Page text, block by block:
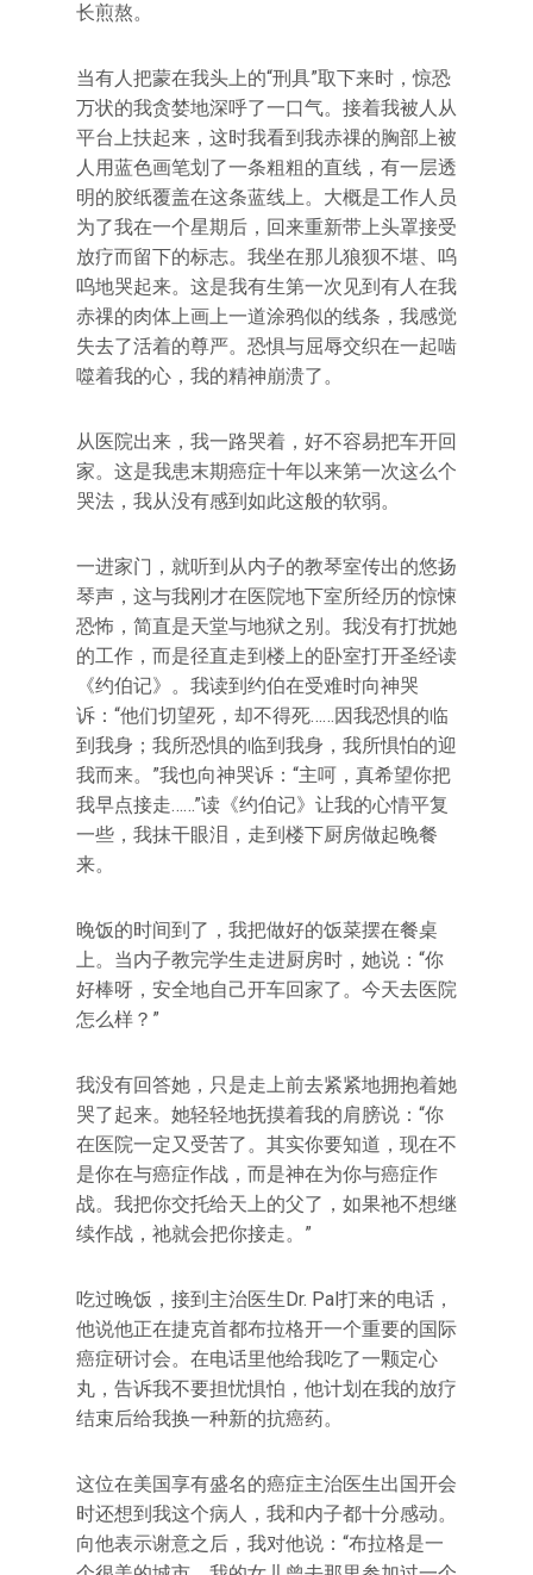
长煎熬。
当有人把蒙在我头上的‌‌“刑具‌‌”取下来时，惊恐
万状的我贪婪地深呼了一口气。接着我被人从
平台上扶起来，这时我看到我赤祼的胸部上被
人用蓝色画笔划了一条粗粗的直线，有一层透
明的胶纸覆盖在这条蓝线上。大概是工作人员
为了我在一个星期后，回来重新带上头罩接受
放疗而留下的标志。我坐在那儿狼狈不堪、呜
呜地哭起来。这是我有生第一次见到有人在我
赤祼的肉体上画上一道涂鸦似的线条，我感觉
失去了活着的尊严。恐惧与屈辱交织在一起啮
噬着我的心，我的精神崩溃了。
从医院出来，我一路哭着，好不容易把车开回
家。这是我患末期癌症十年以来第一次这么个
哭法，我从没有感到如此这般的软弱。
一进家门，就听到从内子的教琴室传出的悠扬
琴声，这与我刚才在医院地下室所经历的惊悚
恐怖，简直是天堂与地狱之别。我没有打扰她
的工作，而是径直走到楼上的卧室打开圣经读
《约伯记》。我读到约伯在受难时向神哭
诉：‌‌“他们切望死，却不得死……因我恐惧的临
到我身；我所恐惧的临到我身，我所惧怕的迎
我而来。‌‌”我也向神哭诉：‌‌“主呵，真希望你把
我早点接走……‌‌”读《约伯记》让我的心情平复
一些，我抹干眼泪，走到楼下厨房做起晚餐
来。
晚饭的时间到了，我把做好的饭菜摆在餐桌
上。当内子教完学生走进厨房时，她说：‌‌“你
好棒呀，安全地自己开车回家了。今天去医院
怎么样？‌‌”
我没有回答她，只是走上前去紧紧地拥抱着她
哭了起来。她轻轻地抚摸着我的肩膀说：‌‌“你
在医院一定又受苦了。其实你要知道，现在不
是你在与癌症作战，而是神在为你与癌症作
战。我把你交托给天上的父了，如果祂不想继
续作战，祂就会把你接走。‌‌”
吃过晚饭，接到主治医生Dr. Pal打来的电话，
他说他正在捷克首都布拉格开一个重要的国际
癌症研讨会。在电话里他给我吃了一颗定心
丸，告诉我不要担忧惧怕，他计划在我的放疗
结束后给我换一种新的抗癌药。
这位在美国享有盛名的癌症主治医生出国开会
时还想到我这个病人，我和内子都十分感动。
向他表示谢意之后，我对他说：‌‌“布拉格是一